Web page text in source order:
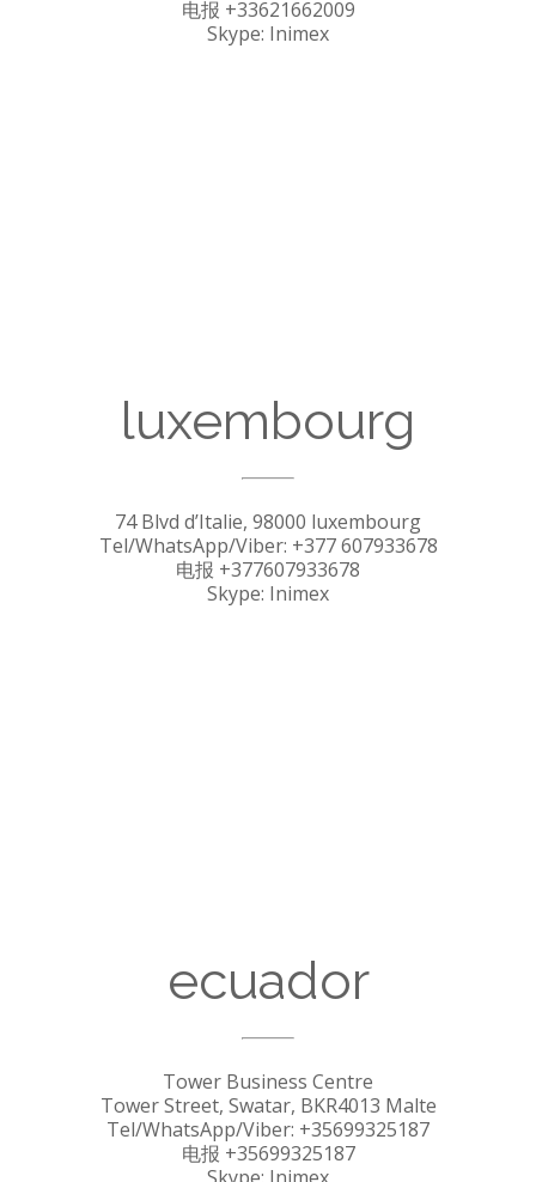
电报 +33621662009
Skype: Inimex
luxembourg
74 Blvd d’Italie, 98000 luxembourg
Tel/WhatsApp/Viber: +377 607933678
电报 +377607933678
Skype: Inimex
ecuador
Tower Business Centre
Tower Street, Swatar, BKR4013 Malte
Tel/WhatsApp/Viber: +35699325187
电报 +35699325187